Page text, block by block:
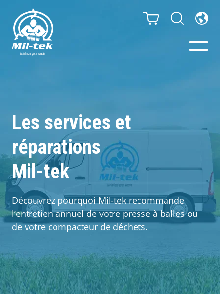
Webshop
Solutions de tri
Secteurs
Types de déchets
Contact
Les services et
réparations
Mil-tek
Découvrez pourquoi Mil-tek recommande
l’entretien annuel de votre presse à balles ou
de votre compacteur de déchets.